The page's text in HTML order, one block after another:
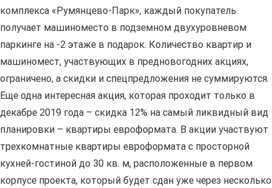
комплекса «Румянцево-Парк», каждый покупатель
получает машиноместо в подземном двухуровневом
паркинге на -2 этаже в подарок. Количество квартир и
машиномест, участвующих в предновогодних акциях,
ограничено, а скидки и спецпредложения не суммируются.
Еще одна интересная акция, которая проходит только в
декабре 2019 года – скидка 12% на самый ликвидный вид
планировки – квартиры евроформата. В акции участвуют
трехкомнатные квартиры евроформата с просторной
кухней-гостиной до 30 кв. м, расположенные в первом
корпусе проекта, который будет сдан уже через несколько